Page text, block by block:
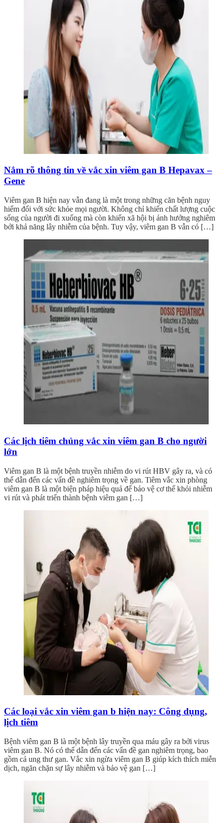
Nắm rõ thông tin về vắc xin viêm gan B Hepavax –
Gene
Viêm gan B hiện nay vẫn đang là một trong những căn bệnh nguy
hiểm đối với sức khỏe mọi người. Không chỉ khiến chất lượng cuộc
sống của người đi xuống mà còn khiến xã hội bị ảnh hưởng nghiêm
bởi khả năng lây nhiễm của bệnh. Tuy vậy, viêm gan B vẫn có […]
Các lịch tiêm chủng vắc xin viêm gan B cho người
lớn
Viêm gan B là một bệnh truyền nhiễm do vi rút HBV gây ra, và có
thể dẫn đến các vấn đề nghiêm trọng về gan. Tiêm vắc xin phòng
viêm gan B là một biện pháp hiệu quả để bảo vệ cơ thể khỏi nhiễm
vi rút và phát triển thành bệnh viêm gan […]
Các loại vắc xin viêm gan b hiện nay: Công dụng,
lịch tiêm
Bệnh viêm gan B là một bệnh lây truyền qua máu gây ra bởi virus
viêm gan B. Nó có thể dẫn đến các vấn đề gan nghiêm trọng, bao
gồm cả ung thư gan. Vắc xin ngừa viêm gan B giúp kích thích miễn
dịch, ngăn chặn sự lây nhiễm và bảo vệ gan […]